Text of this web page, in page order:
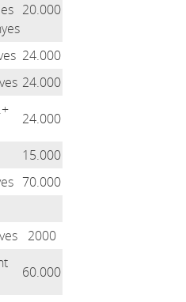
20.000
24.000
24.000
24.000
15.000
70.000
2000
60.000